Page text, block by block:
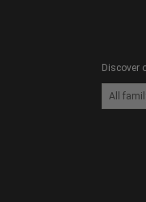
Discover